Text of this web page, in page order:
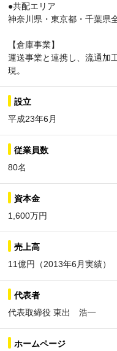
●共配エリア
神奈川県・東京都・千葉県
【倉庫事業】
運送事業と連携し、流通加
現。
設立
平成23年6月
従業員数
80名
資本金
1,600万円
売上高
11億円（2013年6月実績）
代表者
代表取締役 東出 浩一
ホームページ